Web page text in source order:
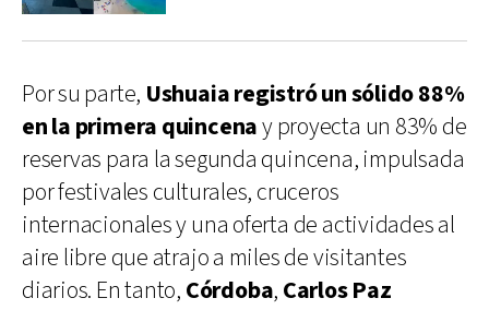
Por su parte, Ushuaia registró un sólido 88%
en la primera quincenay proyecta un 83% de
reservas para la segunda quincena, impulsada
por festivales culturales, cruceros
internacionales y una oferta de actividades al
aire libre que atrajo a miles de visitantes
diarios. En tanto, Córdoba, Carlos Paz